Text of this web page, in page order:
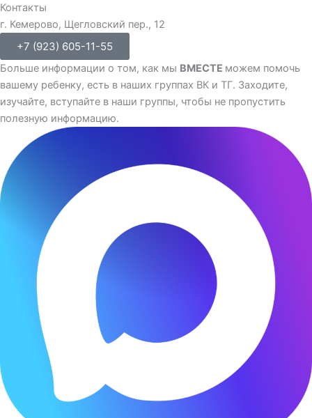
Контакты
г. Кемерово, Щегловский пер., 12
+7 (923) 605-11-55
Больше информации о том, как мы ВМЕСТЕ можем помочь
вашему ребенку, есть в наших группах ВК и ТГ. Заходите,
изучайте, вступайте в наши группы, чтобы не пропустить
полезную информацию.